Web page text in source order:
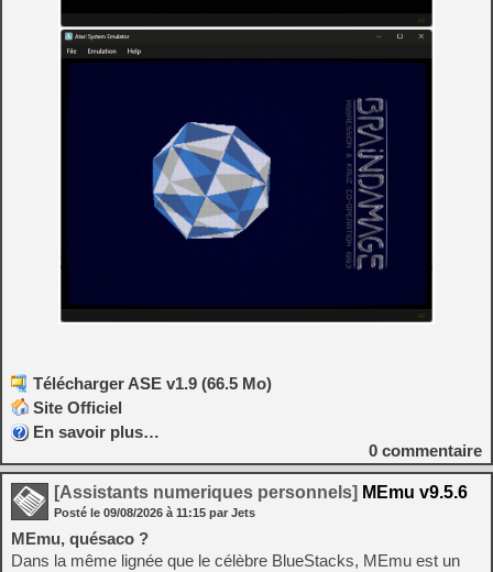
Télécharger ASE v1.9 (66.5 Mo)
Site Officiel
En savoir plus…
0 commentaire
[Assistants numeriques personnels] MEmu v9.5.6
Posté le 09/08/2026 à 11:15 par Jets
MEmu, quésaco ?
Dans la même lignée que le célèbre BlueStacks, MEmu est un